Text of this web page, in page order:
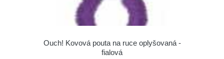
Ouch! Kovová pouta na ruce oplyšovaná -
fialová